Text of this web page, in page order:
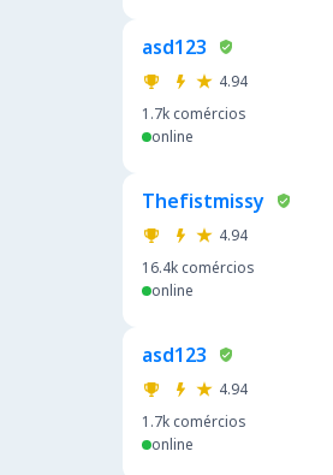
asd123
4.94
1.7k comércios
online
Thefistmissy
4.94
16.4k comércios
online
asd123
4.94
1.7k comércios
online